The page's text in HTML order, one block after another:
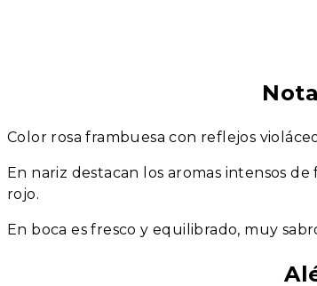
Color rosa frambuesa con reflejos
En nariz destacan los aromas intensos
rojo.
En boca es fresco y equilibrado, muy